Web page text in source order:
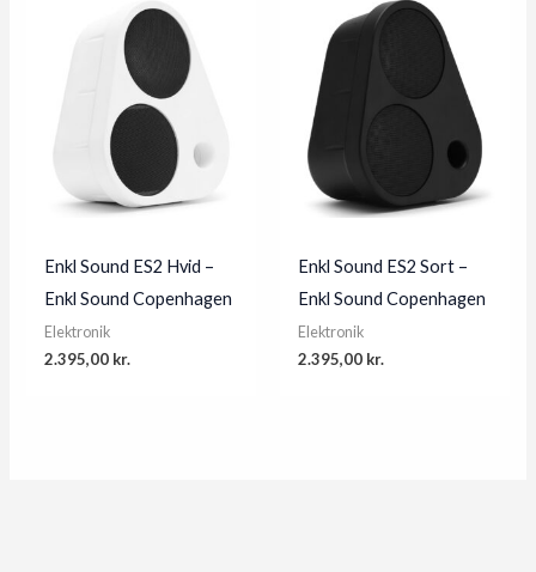
Enkl Sound ES2 Hvid –
Enkl Sound Copenhagen
Elektronik
2.395,00 kr.
Enkl Sound ES2 Sort –
Enkl Sound Copenhagen
Elektronik
2.395,00 kr.